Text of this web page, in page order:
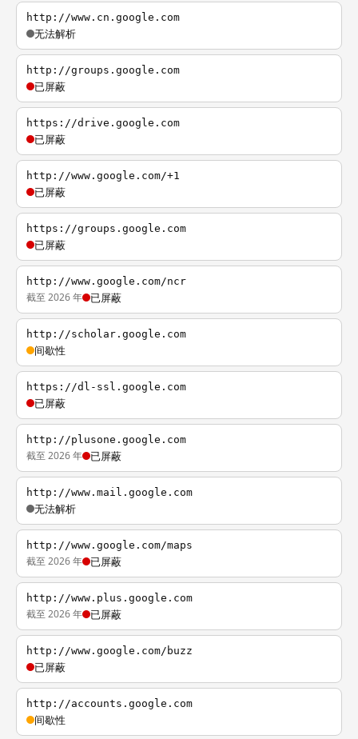
http://www.cn.google.com
无法解析
http://groups.google.com
已屏蔽
https://drive.google.com
已屏蔽
http://www.google.com/+1
已屏蔽
https://groups.google.com
已屏蔽
http://www.google.com/ncr
截至 2026 年 已屏蔽
http://scholar.google.com
间歇性
https://dl-ssl.google.com
已屏蔽
http://plusone.google.com
截至 2026 年 已屏蔽
http://www.mail.google.com
无法解析
http://www.google.com/maps
截至 2026 年 已屏蔽
http://www.plus.google.com
截至 2026 年 已屏蔽
http://www.google.com/buzz
已屏蔽
http://accounts.google.com
间歇性